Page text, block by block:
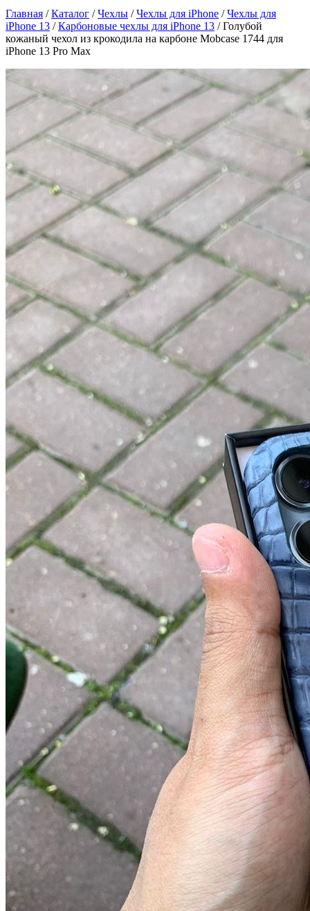
Главная /Каталог /Чехлы /Чехлы для iPhone /Чехлы для
iPhone 13 /Карбоновые чехлы для iPhone 13 /Голубой
кожаный чехол из крокодила на карбоне Mobcase 1744 для
iPhone 13 Pro Max